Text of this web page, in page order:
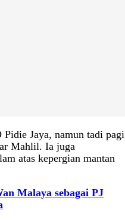
Jaya, namun tadi pagi
Mahlil. Ia juga
atas kepergian mantan
Malaya sebagai PJ